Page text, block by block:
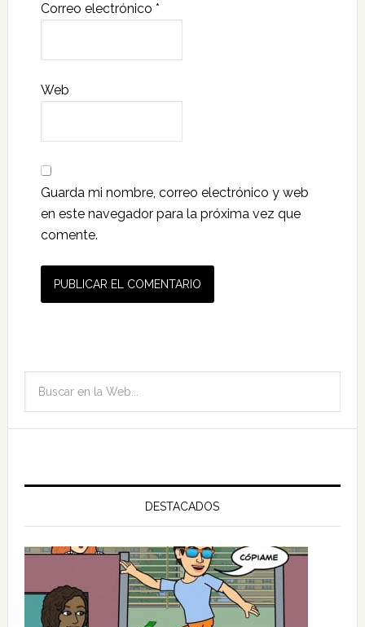
Correo electrónico *
Web
Guarda mi nombre, correo electrónico y web
en este navegador para la próxima vez que
comente.
DESTACADOS